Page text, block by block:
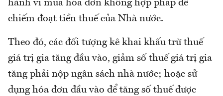
hành vi mua hóa đơn không hợp pháp để
chiếm đoạt tiền thuế của Nhà nước.
Theo đó, các đối tượng kê khai khấu trừ thuế
giá trị gia tăng đầu vào, giảm số thuế giá trị gia
tăng phải nộp ngân sách nhà nước; hoặc sử
dụng hóa đơn đầu vào để tăng số thuế được